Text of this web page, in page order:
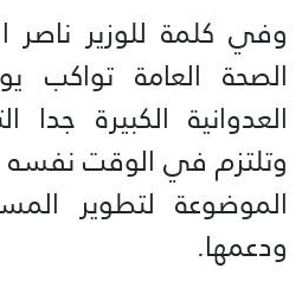
وفي كلمة للوزير ناصر
الصحة العامة تواكب
العدوانية الكبيرة جدا
وتلتزم في الوقت نفسه
الموضوعة لتطوير
ودعمها.